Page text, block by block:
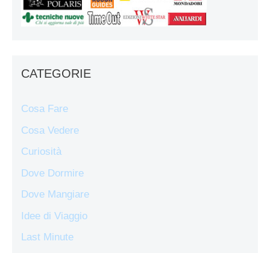
CATEGORIE
Cosa Fare
Cosa Vedere
Curiosità
Dove Dormire
Dove Mangiare
Idee di Viaggio
Last Minute